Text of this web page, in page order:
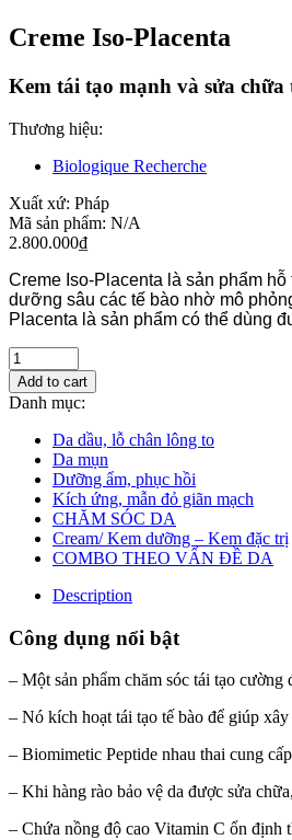
Creme Iso-Placenta
Kem tái tạo mạnh và sửa
Thương hiệu:
Biologique Recherche
Xuất xứ: Pháp
Mã sản phẩm: N/A
2.800.000₫
Creme Iso-Placenta là sản phẩm
dưỡng sâu các tế bào nhờ mô
Placenta là sản phẩm có thể dùng
Add to cart
Danh mục:
Da dầu, lỗ chân lông to
Da mụn
Dưỡng ẩm, phục hồi
Kích ứng, mẫn đỏ giãn mạch
CHĂM SÓC DA
Cream/ Kem dưỡng – Kem đặc trị
COMBO THEO VẤN ĐỀ DA
Description
Công dụng nổi bật
– Một sản phẩm chăm sóc tái tạo
– Nó kích hoạt tái tạo tế bào để giúp
– Biomimetic Peptide nhau thai cung
– Khi hàng rào bảo vệ da được sửa
– Chứa nồng độ cao Vitamin C ổn định